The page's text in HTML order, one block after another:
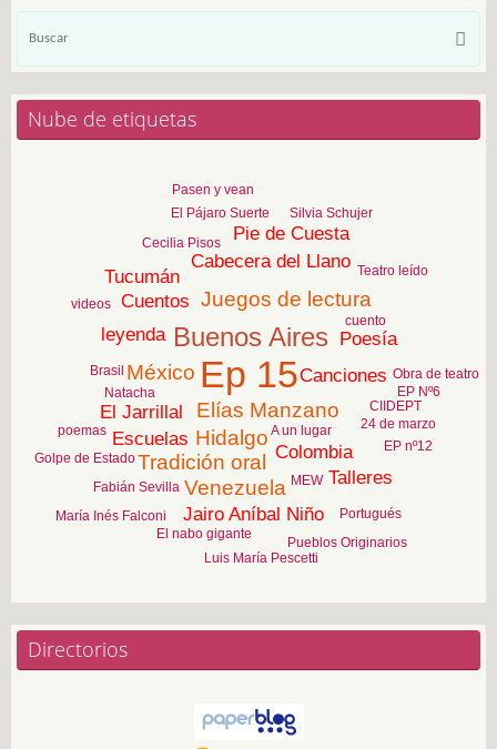
Nube de etiquetas
Ep 15
Buenos Aires
Elías Manzano
Hidalgo
Juegos de lectura
México
Tradición oral
Venezuela
Cabecera del Llano
Canciones
Colombia
Cuentos
El Jarrillal
Escuelas
Jairo Aníbal Niño
leyenda
Pie de Cuesta
Poesía
Talleres
Tucumán
24 de marzo
A un lugar
Brasil
Cecilia Pisos
CIIDEPT
cuento
El nabo gigante
El Pájaro Suerte
EP nº12
EP Nº6
Fabián Sevilla
Golpe de Estado
Luis María Pescetti
María Inés Falconi
MEW
Natacha
Obra de teatro
Pasen y vean
poemas
Portugués
Pueblos Originarios
Silvia Schujer
Teatro leído
videos
Directorios